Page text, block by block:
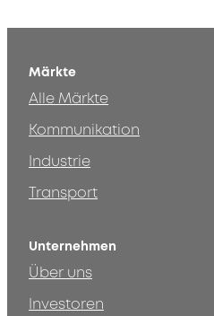
Märkte
Alle Märkte
Kommunikation
Industrie
Transport
Unternehmen
Über uns
Investoren